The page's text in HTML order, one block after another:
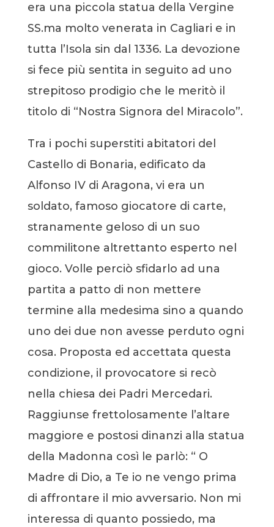
era una piccola statua della Vergine
SS.ma molto venerata in Cagliari e in
tutta l’Isola sin dal 1336. La devozione
si fece più sentita in seguito ad uno
strepitoso prodigio che le meritò il
titolo di “Nostra Signora del Miracolo”.
Tra i pochi superstiti abitatori del
Castello di Bonaria, edificato da
Alfonso IV di Aragona, vi era un
soldato, famoso giocatore di carte,
stranamente geloso di un suo
commilitone altrettanto esperto nel
gioco. Volle perciò sfidarlo ad una
partita a patto di non mettere
termine alla medesima sino a quando
uno dei due non avesse perduto ogni
cosa. Proposta ed accettata questa
condizione, il provocatore si recò
nella chiesa dei Padri Mercedari.
Raggiunse frettolosamente l’altare
maggiore e postosi dinanzi alla statua
della Madonna così le parlò: “ O
Madre di Dio, a Te io ne vengo prima
di affrontare il mio avversario. Non mi
interessa di quanto possiedo, ma